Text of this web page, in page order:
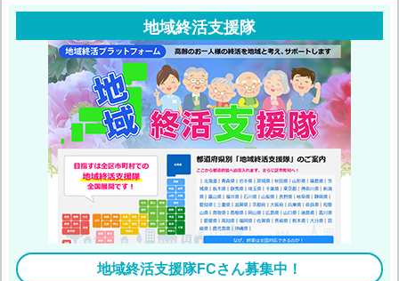
地域終活支援隊
地域終活支援隊FCさん募集中！